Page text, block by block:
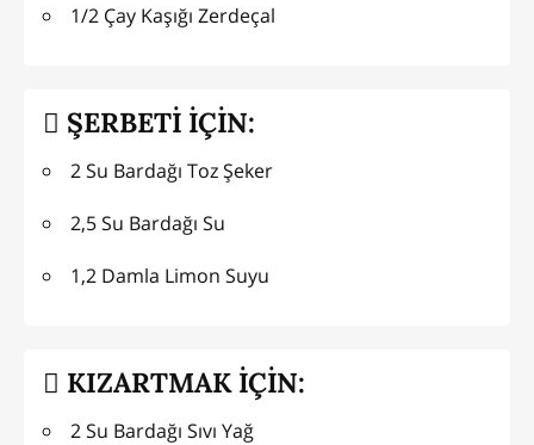
1/2 Çay Kaşığı Zerdeçal
ŞERBETİ İÇİN:
2 Su Bardağı Toz Şeker
2,5 Su Bardağı Su
1,2 Damla Limon Suyu
KIZARTMAK İÇİN:
2 Su Bardağı Sıvı Yağ